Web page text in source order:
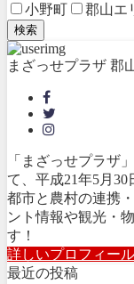
小野町
郡山エ
検索
まざっせプラザ 郡
「まざっせプラザ
て、平成21年5月30
都市と農村の連携
ント情報や観光・
す！
詳しいプロフィール
最近の投稿